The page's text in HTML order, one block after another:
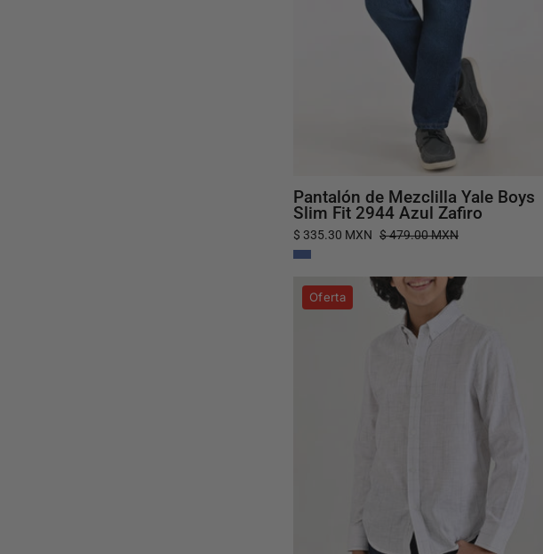
Zafiro
Pantalón de Mezclilla Yale Boys
Slim Fit 2944 Azul Zafiro
$ 335.30 MXN $ 479.00 MXN
Camisa
Yale
Boys
Oferta